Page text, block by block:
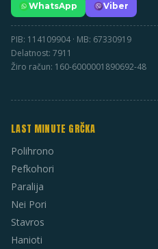
WhatsApp Viber
PIB: 114109904 · MB: 67330919
Delatnost: 7911
Žiro račun: 160-6000001890692-48
LAST MINUTE GRČKA
Polihrono
Pefkohori
Paralija
Nei Pori
Stavros
Hanioti